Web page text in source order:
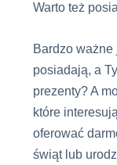
Warto też
Bardzo
posiadają, a
prezenty? A
które
oferować
świąt lub